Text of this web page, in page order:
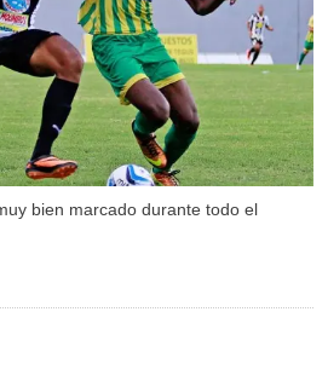
bien marcado durante todo el